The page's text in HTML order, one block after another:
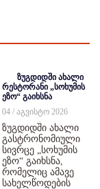
ზუგდიდში ახალი
რესტორანი „სოხუმის
ეზო“ გაიხსნა
04 / აგვისტო 2026
ზუგდიდში ახალი
გასტრონომიული
სივრცე „სოხუმის
ეზო“ გაიხსნა,
რომელიც ამავე
სახელწოდების